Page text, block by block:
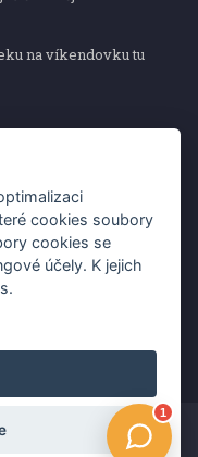
na víkendovku tu
na víkendovku tu
sekerku Fiskars
ceny z letáku!
v Hodoníně
cookies soubory
cookies se
účely. K jejich